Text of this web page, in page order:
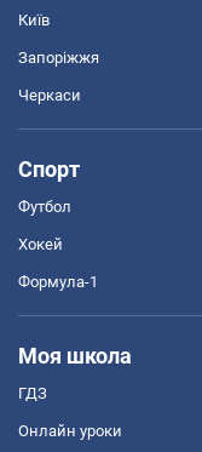
Київ
Запоріжжя
Черкаси
Спорт
Футбол
Хокей
Формула-1
Моя школа
ГДЗ
Онлайн уроки